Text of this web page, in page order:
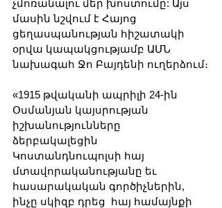
չմոռանալու մեր խոստումը: Այս
մասին նշվում է Հայոց
ցեղասպանության հիշատակի
օրվա կապակցությամբ ԱՄՆ
նախագահ Ջո Բայդենի ուղերձում։
«1915 թվականի ապրիլի 24-ին
Օսմանյան կայսրության
իշխանությունները
ձերբակալեցին
Կոստանդնուպոլսի հայ
մտավորականությանը եւ
հասարակական գործիչներին,
ինչը սկիզբ դրեց  հայ համայնքի